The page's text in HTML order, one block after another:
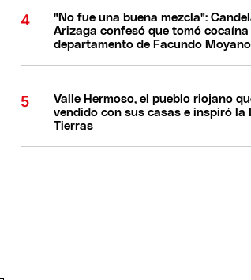
"No fue una buena mezcla":
Arizaga confesó que tomó cocaína
departamento de Facundo Moyano
Valle Hermoso, el pueblo riojano
vendido con sus casas e inspiró la
Tierras